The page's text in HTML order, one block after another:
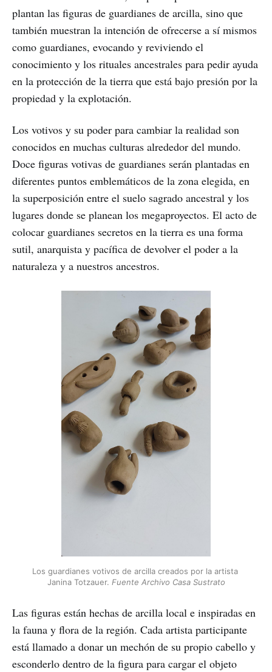
plantan las figuras de guardianes de arcilla, sino que
también muestran la intención de ofrecerse a sí mismos
como guardianes, evocando y reviviendo el
conocimiento y los rituales ancestrales para pedir ayuda
en la protección de la tierra que está bajo presión por la
propiedad y la explotación.
Los votivos y su poder para cambiar la realidad son
conocidos en muchas culturas alrededor del mundo.
Doce figuras votivas de guardianes serán plantadas en
diferentes puntos emblemáticos de la zona elegida, en
la superposición entre el suelo sagrado ancestral y los
lugares donde se planean los megaproyectos. El acto de
colocar guardianes secretos en la tierra es una forma
sutil, anarquista y pacífica de devolver el poder a la
naturaleza y a nuestros ancestros.
Los guardianes votivos de arcilla creados por la artista
Janina Totzauer. Fuente Archivo Casa Sustrato
Las figuras están hechas de arcilla local e inspiradas en
la fauna y flora de la región. Cada artista participante
está llamado a donar un mechón de su propio cabello y
esconderlo dentro de la figura para cargar el objeto